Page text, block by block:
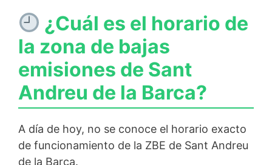
¿Cuál es el horario de
la zona de bajas
emisiones de Sant
Andreu de la Barca?
A día de hoy, no se conoce el horario exacto
de funcionamiento de la ZBE de Sant Andreu
de la Barca.